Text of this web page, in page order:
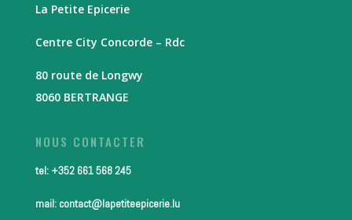
La Petite Epicerie
Centre City Concorde – Rdc
80 route de Longwy
8060 BERTRANGE
NOUS CONTACTER
tel: +352 661 568 245
mail: contact@lapetiteepicerie.lu